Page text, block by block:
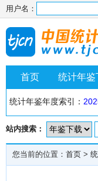
用户名：
首页 统计年鉴
统计年鉴年度索引：
站内搜索：
您当前的位置： 首页 >